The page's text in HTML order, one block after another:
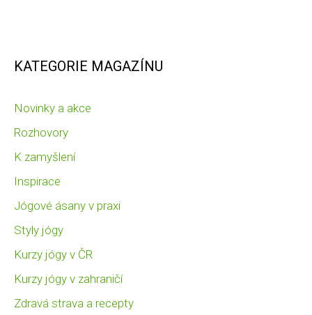
KATEGORIE MAGAZÍNU
Novinky a akce
Rozhovory
K zamyšlení
Inspirace
Jógové ásany v praxi
Styly jógy
Kurzy jógy v ČR
Kurzy jógy v zahraničí
Zdravá strava a recepty